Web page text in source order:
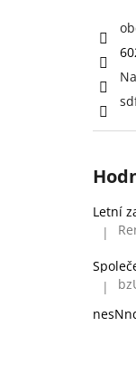
Letní
|
|